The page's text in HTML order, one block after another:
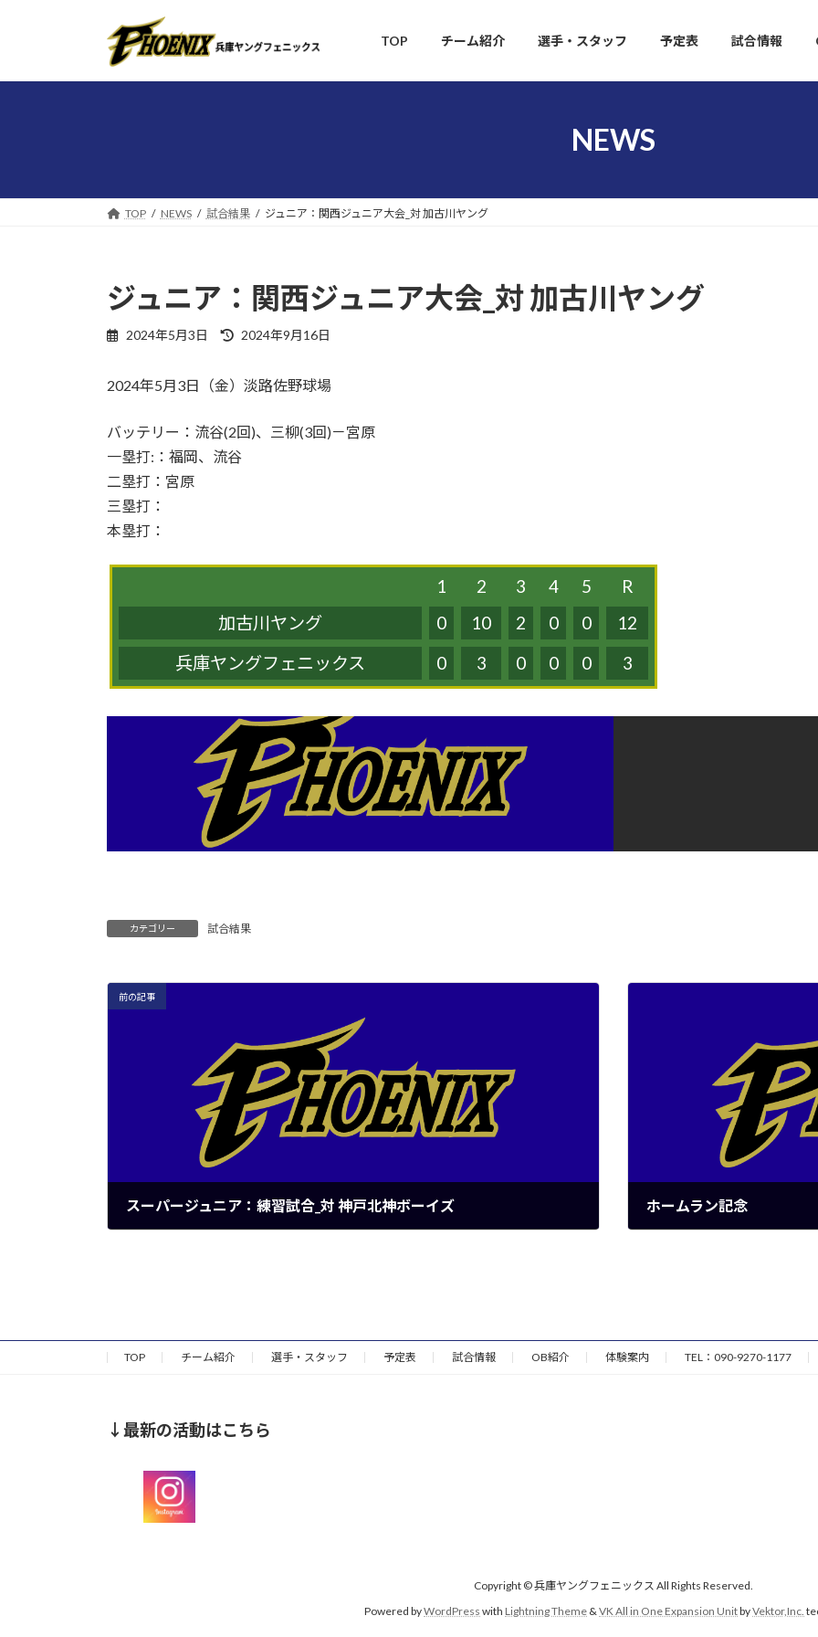
TOP チーム紹介 選手・スタッフ 予定表 試合情報
NEWS
TOP NEWS 試合結果 ジュニア：関西ジュニア大会_対 加古川ヤング
ジュニア：関西ジュニア大会_対 加古川ヤング
2024年5月3日
最
新
時
:
2024年9月16日
2024年5月3日（金）淡路佐野球場
バッテリー：流谷(2回)、三柳(3回)－宮原
一塁打:：福岡、流谷
二塁打：宮原
三塁打：
本塁打：
1 2 3 4 5
R
加古川ヤング
0 10 2 0 0
12
兵庫ヤングフェニックス
0 3 0 0 0 3
カテゴリー 試合結果
前の記事
スーパージュニア：練習試合_対 神戸北神ボーイズ ホームラン記念
TOP チーム紹介 選手・スタッフ 予定表 試合情報 OB紹介 体験案内 TEL：090-9270-1177
↓最新の活動はこちら
Copyright © 兵庫ヤングフェニックス All Rights Reserved.
Powered byWordPress with Lightning Theme &VK All in One Expansion UnitbyVektor,Inc.